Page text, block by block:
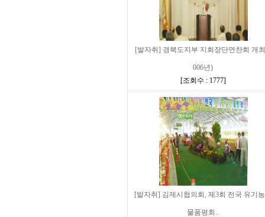
[발자취] 경북도지부 지회장단연찬회 개
006년)
[조회수 : 1777]
[발자취] 김제시협의회, 제3회 전국 유기
물품평회..